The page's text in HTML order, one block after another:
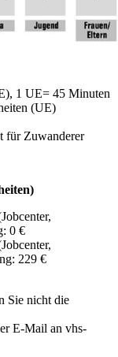
1 UE= 45 Minuten
(UE)
für Zuwanderer
0 €
229 €
Sie nicht die
E-Mail an vhs-